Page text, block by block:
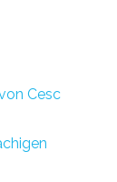
Cesc